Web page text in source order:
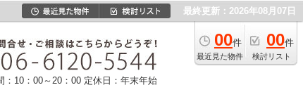
最終更新：2026年08月07日
00件
最近見た物件
00件
検討リスト
：10：00～20：00 定休日：年末年始